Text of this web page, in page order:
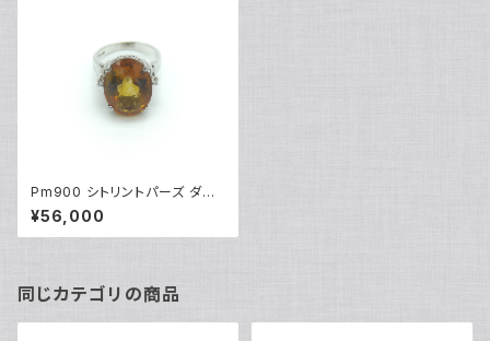
Pm900 シトリントパーズ ダイ
ヤモンド デザインリング プラチ
ナ 指輪 8号 Y03066
¥56,000
同じカテゴリの商品